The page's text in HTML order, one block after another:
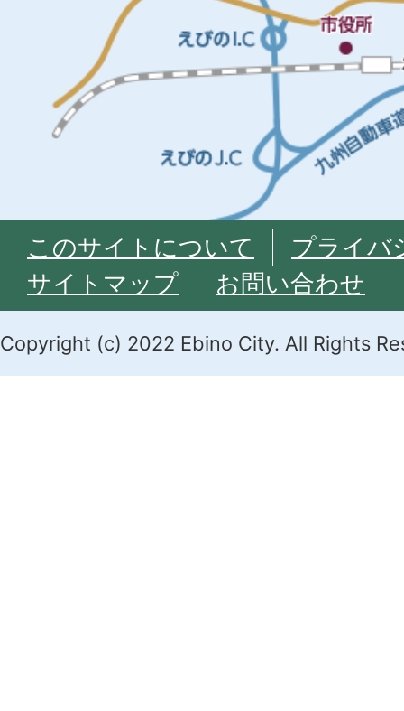
このサイトについて
プライバ
サイトマップ
お問い合わせ
Copyright (c) 2022 Ebino City. All Rights